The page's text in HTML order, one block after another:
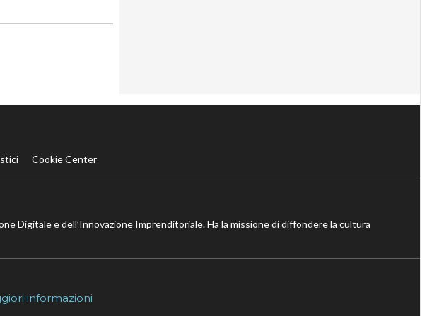
Cookie Center
Digitale e dell’Innovazione Imprenditoriale. Ha la missione di diffondere la cultura
informazioni